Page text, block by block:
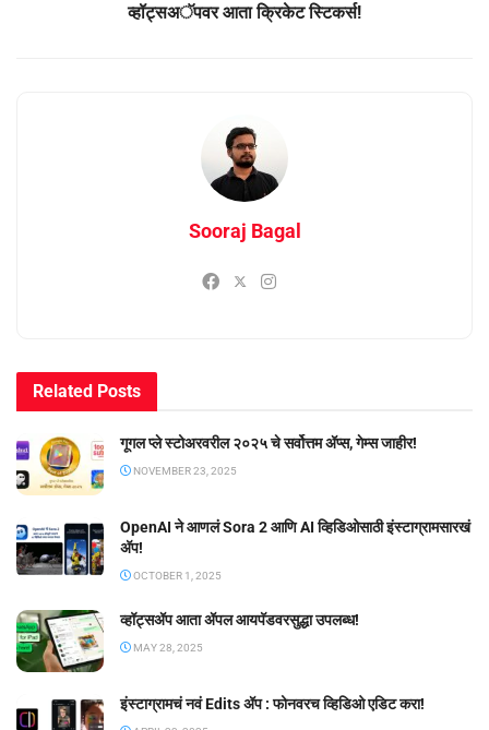
व्हॉट्सअॅपवर आता क्रिकेट स्टिकर्स!
Sooraj Bagal
Related Posts
गूगल प्ले स्टोअरवरील २०२५ चे सर्वोत्तम ॲप्स, गेम्स जाहीर!
NOVEMBER 23, 2025
OpenAI ने आणलं Sora 2 आणि AI व्हिडिओसाठी इंस्टाग्रामसारखं
अ‍ॅप!
OCTOBER 1, 2025
व्हॉट्सॲप आता ॲपल आयपॅडवरसुद्धा उपलब्ध!
MAY 28, 2025
इंस्टाग्रामचं नवं Edits ॲप : फोनवरच व्हिडिओ एडिट करा!